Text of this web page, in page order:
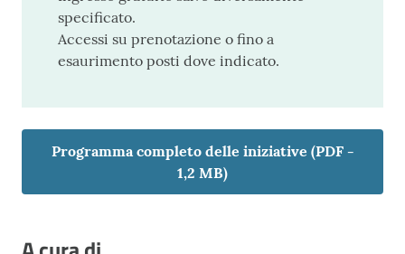
specificato.
Accessi su prenotazione o fino a
esaurimento posti dove indicato.
Programma completo delle iniziative (PDF-
1,2 MB)